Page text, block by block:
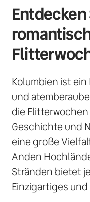
Kolumbien ist ein
und
die
Geschichte und
eine große
Anden
Stränden bietet
Einzigartiges